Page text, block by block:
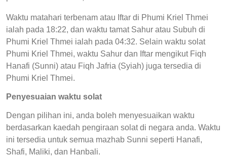
Waktu matahari terbenam atau Iftar di Phumi Kriel Thmei
ialah pada 18:22, dan waktu tamat Sahur atau Subuh di
Phumi Kriel Thmei ialah pada 04:32. Selain waktu solat
Phumi Kriel Thmei, waktu Sahur dan Iftar mengikut Fiqh
Hanafi (Sunni) atau Fiqh Jafria (Syiah) juga tersedia di
Phumi Kriel Thmei.
Penyesuaian waktu solat
Dengan pilihan ini, anda boleh menyesuaikan waktu
berdasarkan kaedah pengiraan solat di negara anda. Waktu
ini tersedia untuk semua mazhab Sunni seperti Hanafi,
Shafi, Maliki, dan Hanbali.